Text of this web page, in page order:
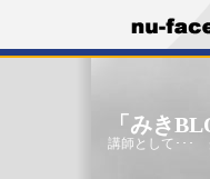
「みき
講師として･･･